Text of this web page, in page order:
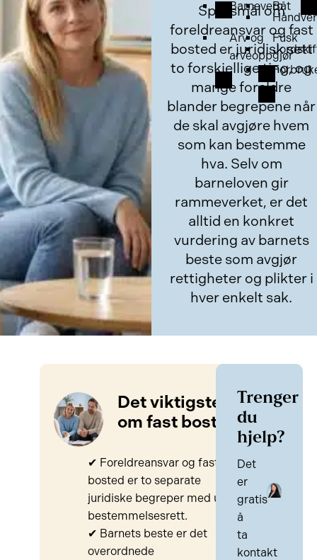
Barnevern
Arv og
arveoppgjør
Båt
Fusk
Spørsmål om
foreldreansvar og fast
bosted er juridisk sett
to forskjellige ting, og
mange foreldre
blander begrepene når
de skal avgjøre hvem
som kan bestemme
hva. Selv om
barneloven gir
rammeverket, er det
alltid en konkret
vurdering av barnets
beste som avgjør
rettigheter og plikter i
hver enkelt sak.
Det viktigste
om fast bosted
✔ Foreldreansvar og fast
bosted er to separate
juridiske begreper med ulik
bestemmelsesrett.
✔ Barnets beste er det
overordnede
Trenger
du
hjelp?
Det
er
gratis
å
ta
kontakt